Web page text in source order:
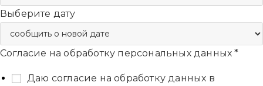
Выберите дату
Согласие на обработку персональных данных*
Даю согласие на обработку данных в